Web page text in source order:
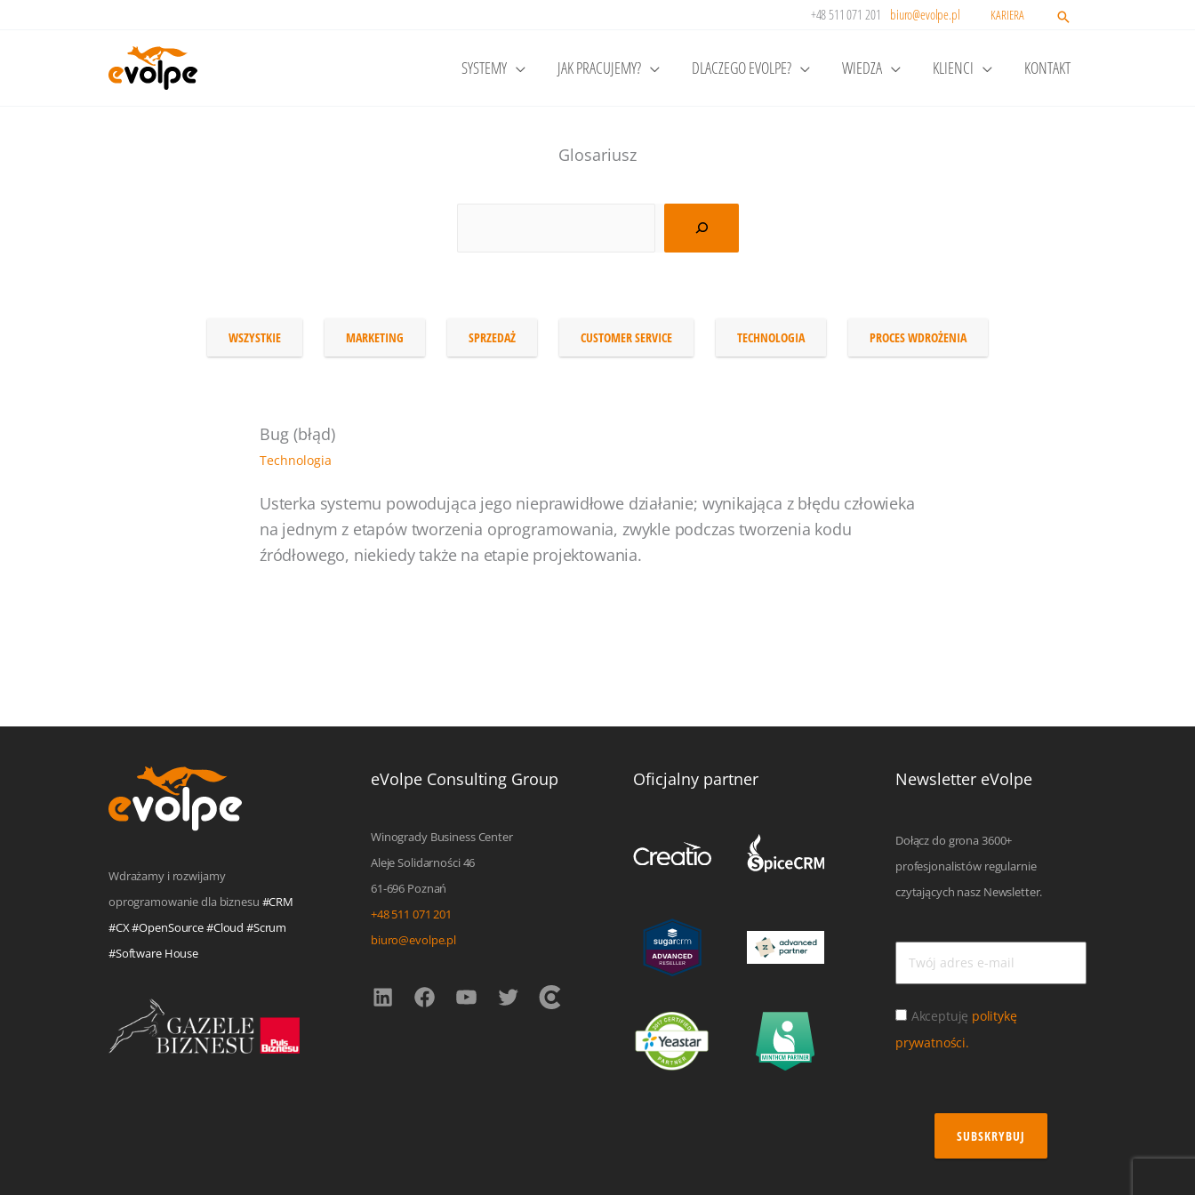
+48 511 071 201 biuro@evolpe.pl KARIERA
SYSTEMY JAK PRACUJEMY? DLACZEGO EVOLPE? WIEDZA KLIENCI KONTAKT
Glosariusz
WSZYSTKIE MARKETING SPRZEDAŻ CUSTOMER SERVICE TECHNOLOGIA PROCES WDROŻENIA
Bug (błąd)
Technologia
Usterka systemu powodująca jego nieprawidłowe działanie; wynikająca z błędu człowieka
na jednym z etapów tworzenia oprogramowania, zwykle podczas tworzenia kodu
źródłowego, niekiedy także na etapie projektowania.
Wdrażamy i rozwijamy
oprogramowanie dla biznesu #CRM
#CX #OpenSource #Cloud #Scrum
#Software House
eVolpe Consulting Group
Winogrady Business Center
Aleje Solidarności 46
61-696 Poznań
+48 511 071 201
biuro@evolpe.pl
Oficjalny partner Newsletter eVolpe
Dołącz do grona 3600+
profesjonalistów regularnie
czytających nasz Newsletter.
Akceptuję politykę
prywatności.
SUBSKRYBUJ